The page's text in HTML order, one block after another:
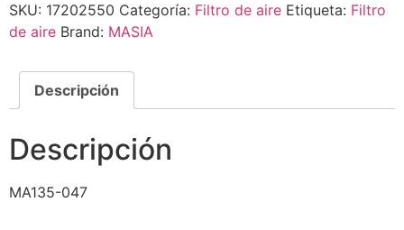
SKU: 17202550 Categoría: Filtro de aire Etiqueta: Filtro
de aire Brand: MASIA
Descripción
Descripción
MA135-047